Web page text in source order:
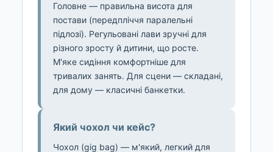
Головне — правильна висота для
постави (передпліччя паралельні
підлозі). Регульовані лави зручні для
різного зросту й дитини, що росте.
М'яке сидіння комфортніше для
тривалих занять. Для сцени — складані,
для дому — класичні банкетки.
Який чохол чи кейс?
Чохол (gig bag) — м'який, легкий для